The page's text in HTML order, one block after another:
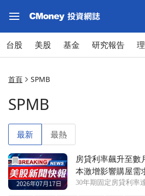
台股 美股 基金 研究報告
首頁 SPMB
SPMB
最新 最熱
前往房貸利率飆升至數月新高！借貸
房貸利率飆升至數
本激增影響購屋需
30年期固定房貸利率